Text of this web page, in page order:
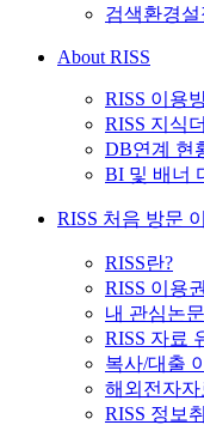
검색환경설
About RISS
RISS 이용
RISS 지식
DB연계 현
BI 및 배너
RISS 처음 방문
RISS란?
RISS 이용
내 관심논
RISS 자료
복사/대출
해외전자
RISS 정보